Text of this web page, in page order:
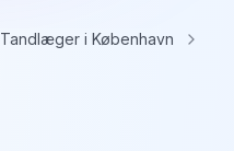
Tandlæger i København